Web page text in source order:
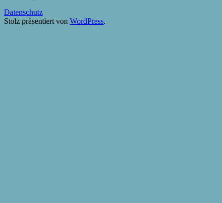
Datenschutz
Stolz präsentiert von WordPress.